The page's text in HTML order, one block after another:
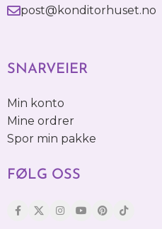
post@konditorhuset.no
SNARVEIER
Min konto
Mine ordrer
Spor min pakke
FØLG OSS